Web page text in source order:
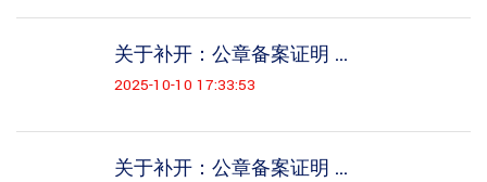
关于补开：公章备案证明 ...
2025-10-10 17:33:53
关于补开：公章备案证明 ...